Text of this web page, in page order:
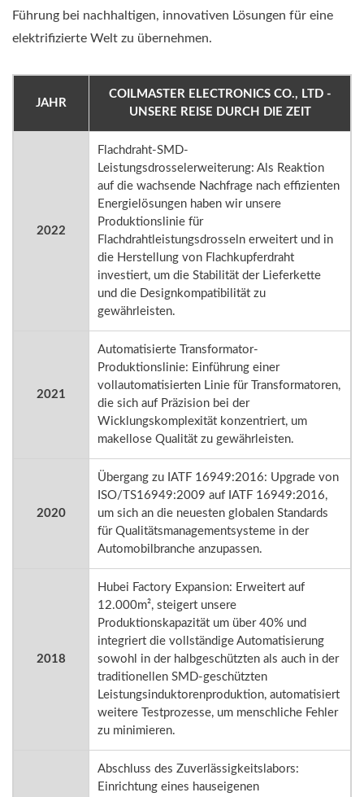
Führung bei nachhaltigen, innovativen Lösungen für eine
elektrifizierte Welt zu übernehmen.
JAHR
COILMASTER ELECTRONICS CO., LTD -
UNSERE REISE DURCH DIE ZEIT
2022
Flachdraht-SMD-
Leistungsdrosselerweiterung: Als Reaktion
auf die wachsende Nachfrage nach effizienten
Energielösungen haben wir unsere
Produktionslinie für
Flachdrahtleistungsdrosseln erweitert und in
die Herstellung von Flachkupferdraht
investiert, um die Stabilität der Lieferkette
und die Designkompatibilität zu
gewährleisten.
2021
Automatisierte Transformator-
Produktionslinie: Einführung einer
vollautomatisierten Linie für Transformatoren,
die sich auf Präzision bei der
Wicklungskomplexität konzentriert, um
makellose Qualität zu gewährleisten.
2020
Übergang zu IATF 16949:2016: Upgrade von
ISO/TS16949:2009 auf IATF 16949:2016,
um sich an die neuesten globalen Standards
für Qualitätsmanagementsysteme in der
Automobilbranche anzupassen.
2018
Hubei Factory Expansion: Erweitert auf
12.000m², steigert unsere
Produktionskapazität um über 40% und
integriert die vollständige Automatisierung
sowohl in der halbgeschützten als auch in der
traditionellen SMD-geschützten
Leistungsinduktorenproduktion, automatisiert
weitere Testprozesse, um menschliche Fehler
zu minimieren.
Abschluss des Zuverlässigkeitslabors:
Einrichtung eines hauseigenen